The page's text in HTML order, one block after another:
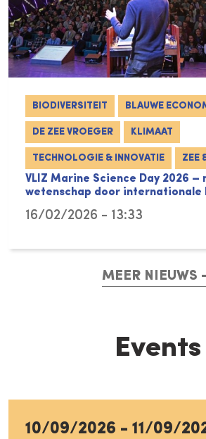
BIODIVERSITEIT BLAUWE
DE ZEE VROEGER KLIMAAT
TECHNOLOGIE & INNOVATIE ZEE
VLIZ Marine Science Day 2026 –
wetenschap door internationale
16/02/2026 - 13:33
MEER NIEUWS
Events
10/09/2026 - 11/09/